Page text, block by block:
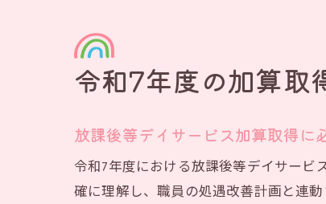
令和7年度の加算取
放課後等デイサービス加算取得に
令和7年度における放課後等デイサー
確に理解し、職員の処遇改善計画と連